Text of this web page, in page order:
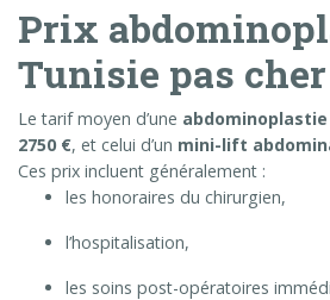
Prix
Tunisie pas cher
Le tarif moyen d’une
2750 €, et celui d’un mini-lift
Ces prix incluent généralement :
les honoraires du chirurgien,
l’hospitalisation,
les soins post-opératoires